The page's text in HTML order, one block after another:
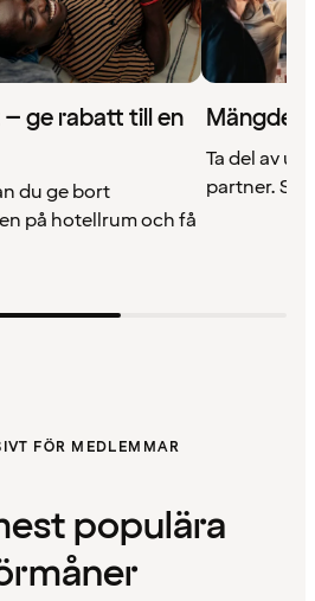
– ge rabatt till en
du ge bort
på hotellrum och få
Mängder
Ta del av
partner. Se
FÖR MEDLEMMAR
populära